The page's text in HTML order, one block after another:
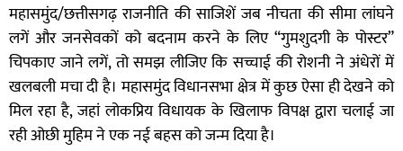
महासमुंद/छत्तीसगढ़ राजनीति की साजिशें जब नीचता की सीमा लांघने
लगें और जनसेवकों को बदनाम करने के लिए “गुमशुदगी के पोस्टर”
चिपकाए जाने लगें, तो समझ लीजिए कि सच्चाई की रोशनी ने अंधेरों में
खलबली मचा दी है। महासमुंद विधानसभा क्षेत्र में कुछ ऐसा ही देखने को
मिल रहा है, जहां लोकप्रिय विधायक के खिलाफ विपक्ष द्वारा चलाई जा
रही ओछी मुहिम ने एक नई बहस को जन्म दिया है।